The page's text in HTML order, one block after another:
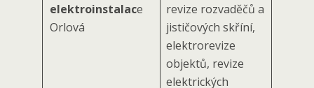
elektroinstalace
Orlová
revize rozvaděčů a
jističových skříní,
elektrorevize
objektů, revize
elektrických